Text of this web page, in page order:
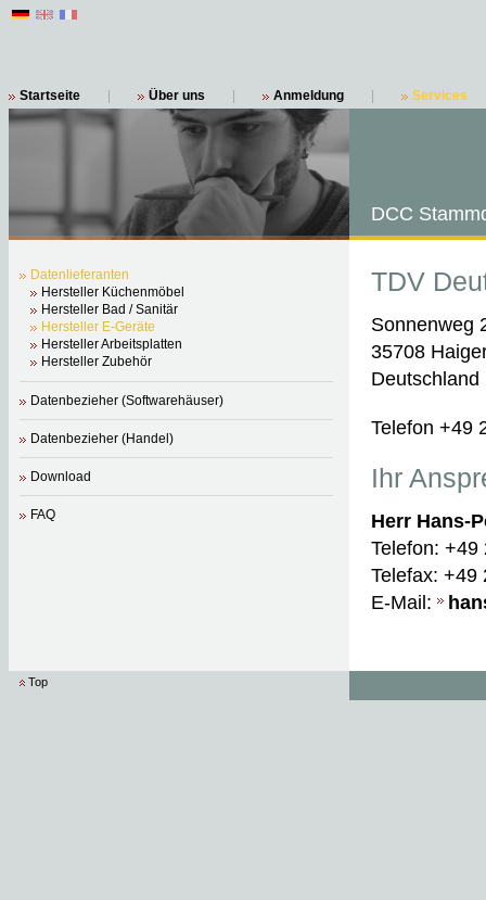
Startseite Über uns Anmeldung Services
Datenlieferanten
Hersteller Küchenmöbel
Hersteller Bad / Sanitär
Hersteller E-Geräte
Hersteller Arbeitsplatten
Hersteller Zubehör
Datenbezieher (Softwarehäuser)
Datenbezieher (Handel)
Download
FAQ
DCC
TDV
Sonnenweg
35708
Deutschland
Telefon +49
Ihr
Herr Hans-
Telefon: +49
Telefax: +49
E-Mail:
Top